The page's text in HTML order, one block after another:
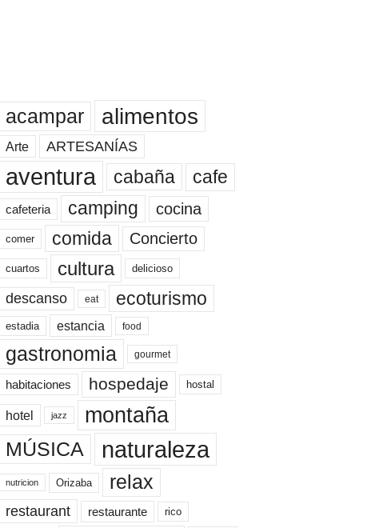
acampar alimentos
Arte ARTESANÍAS
aventura cabaña cafe
cafeteria camping cocina
comer comida Concierto
cuartos cultura delicioso
descanso eat ecoturismo
estadia estancia food
gastronomia gourmet
habitaciones hospedaje hostal
hotel jazz montaña
MÚSICA naturaleza
nutricion Orizaba relax
restaurant restaurante rico